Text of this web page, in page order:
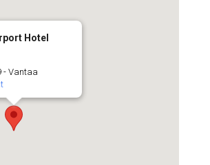
Hotel
- Vantaa